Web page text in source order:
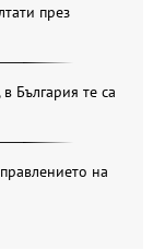
през
България те са
на